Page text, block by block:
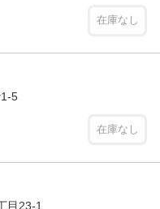
在庫なし
1-5
在庫なし
目23-1